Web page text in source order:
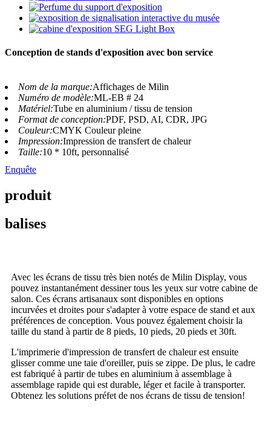
Conception de stands d'exposition avec bon service
Nom de la marque:Affichages de Milin
Numéro de modèle:ML-EB # 24
Matériel:Tube en aluminium / tissu de tension
Format de conception:PDF, PSD, AI, CDR, JPG
Couleur:CMYK Couleur pleine
Impression:Impression de transfert de chaleur
Taille:10 * 10ft, personnalisé
Enquête
produit
balises
Avec les écrans de tissu très bien notés de Milin Display, vous
pouvez instantanément dessiner tous les yeux sur votre cabine de
salon. Ces écrans artisanaux sont disponibles en options
incurvées et droites pour s'adapter à votre espace de stand et aux
préférences de conception. Vous pouvez également choisir la
taille du stand à partir de 8 pieds, 10 pieds, 20 pieds et 30ft.
L'imprimerie d'impression de transfert de chaleur est ensuite
glisser comme une taie d'oreiller, puis se zippe. De plus, le cadre
est fabriqué à partir de tubes en aluminium à assemblage à
assemblage rapide qui est durable, léger et facile à transporter.
Obtenez les solutions préfet de nos écrans de tissu de tension!